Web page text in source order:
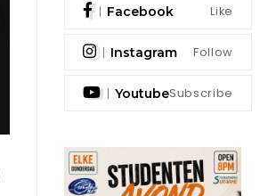
Facebook Like
Instagram Follow
YoutubeSubscribe